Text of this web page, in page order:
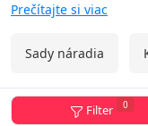
nielen uľahčia
takže ak váš manžel,
darujte im ho!
Prečítajte si viac
Sady náradia
Filter 0